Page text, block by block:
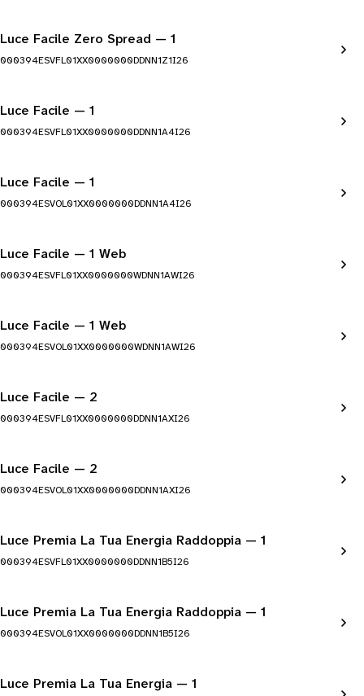
Luce Facile Zero Spread — 1
000394ESVFL01XX0000000DDNN1Z1I26
Luce Facile — 1
000394ESVFL01XX0000000DDNN1A4I26
Luce Facile — 1
000394ESVOL01XX0000000DDNN1A4I26
Luce Facile — 1 Web
000394ESVFL01XX0000000WDNN1AWI26
Luce Facile — 1 Web
000394ESVOL01XX0000000WDNN1AWI26
Luce Facile — 2
000394ESVFL01XX0000000DDNN1AXI26
Luce Facile — 2
000394ESVOL01XX0000000DDNN1AXI26
Luce Premia La Tua Energia Raddoppia — 1
000394ESVFL01XX0000000DDNN1B5I26
Luce Premia La Tua Energia Raddoppia — 1
000394ESVOL01XX0000000DDNN1B5I26
Luce Premia La Tua Energia — 1